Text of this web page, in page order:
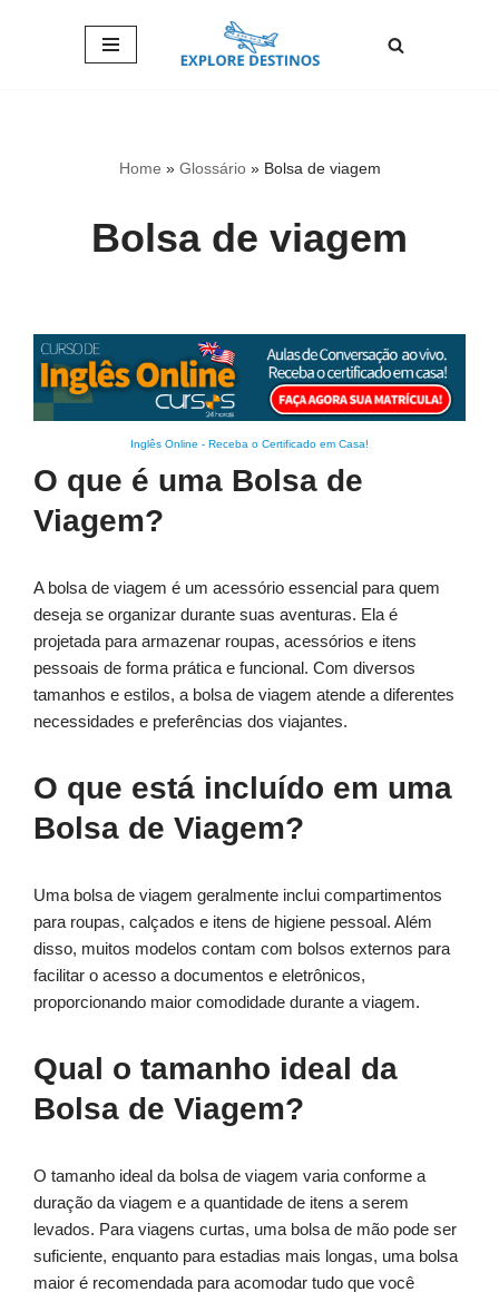
Home » Glossário» Bolsa de viagem
Bolsa de viagem
Inglês Online - Receba o Certificado em Casa!
O que é uma Bolsa de
Viagem?
A bolsa de viagem é um acessório essencial para quem
deseja se organizar durante suas aventuras. Ela é
projetada para armazenar roupas, acessórios e itens
pessoais de forma prática e funcional. Com diversos
tamanhos e estilos, a bolsa de viagem atende a diferentes
necessidades e preferências dos viajantes.
O que está incluído em uma
Bolsa de Viagem?
Uma bolsa de viagem geralmente inclui compartimentos
para roupas, calçados e itens de higiene pessoal. Além
disso, muitos modelos contam com bolsos externos para
facilitar o acesso a documentos e eletrônicos,
proporcionando maior comodidade durante a viagem.
Qual o tamanho ideal da
Bolsa de Viagem?
O tamanho ideal da bolsa de viagem varia conforme a
duração da viagem e a quantidade de itens a serem
levados. Para viagens curtas, uma bolsa de mão pode ser
suficiente, enquanto para estadias mais longas, uma bolsa
maior é recomendada para acomodar tudo que você